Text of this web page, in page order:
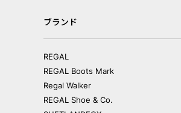
ブランド
REGAL
REGAL Boots Mark
Regal Walker
REGAL Shoe & Co.